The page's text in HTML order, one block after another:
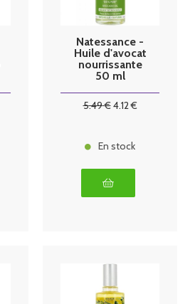
Natessance -
Huile d'avocat
nourrissante
50 ml
5.49€4.12€
En stock